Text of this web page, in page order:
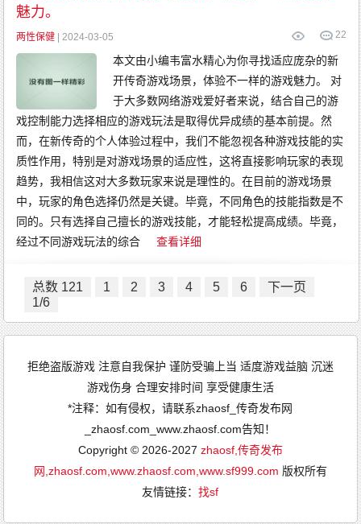
魅力。
22
两性保健 | 2024-03-05
本文由小编韦富水精心为你寻找适应庞杂的新
开传奇游戏场景，体验不一样的游戏魅力。 对
于大多数网络游戏爱好者来说，结合自己的游
戏控制能力选择相应的游戏玩法是取得优异成绩的基本前提。然
而，在新传奇的个人体验过程中，我们不能忽视各种游戏技能的实
质性作用，特别是对游戏场景的适应性，这将直接影响玩家的表现
趋势，我相信这对大多数玩家来说是理性的。在目前的游戏场景
中，玩家的角色选择仍然是关键。毕竟，不同角色的技能指数是不
同的。只有选择自己擅长的游戏技能，才能轻松提高成绩。毕竟，
经过不同游戏玩法的综合
查看详细
总数 121 1 2 3 4 5 6
下一页
1/6
拒绝盗版游戏 注意自我保护 谨防受骗上当 适度游戏益脑 沉迷
游戏伤身 合理安排时间 享受健康生活
*注释：如有侵权，请联系zhaosf_传奇发布网
_zhaosf.com_www.zhaosf.com告知！
Copyright © 2026-2027 zhaosf,传奇发布
网,zhaosf.com,www.zhaosf.com,www.sf999.com 版权所有
友情链接：找sf